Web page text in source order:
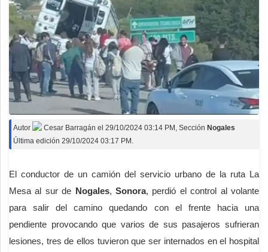
Autor Cesar Barragán el 29/10/2024 03:14 PM , Sección Nogales
Última edición 29/10/2024 03:17 PM.
El conductor de un camión del servicio urbano de la ruta La
Mesa al sur de Nogales,Sonora, perdió el control al volante
para salir del camino quedando con el frente hacia una
pendiente provocando que varios de sus pasajeros sufrieran
lesiones, tres de ellos tuvieron que ser internados en el hospital